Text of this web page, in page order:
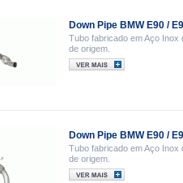
Down Pipe BMW E90 /
Tubo fabricado em Aço Inox
de origem.
Down Pipe BMW E90 /
Tubo fabricado em Aço Inox
de origem.